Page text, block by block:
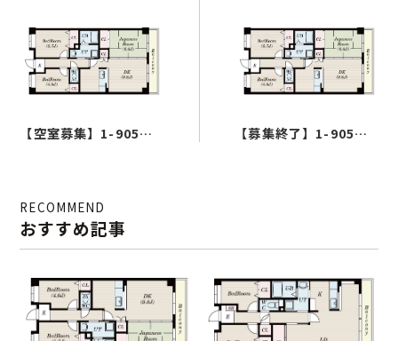
ルームタイプ
【空室募集】1-905号
【募集終了】1-905号
RECOMMEND
おすすめ記事